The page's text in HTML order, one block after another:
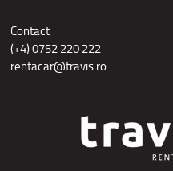
Contact
(+4) 0752 220 222
rentacar@travis.ro